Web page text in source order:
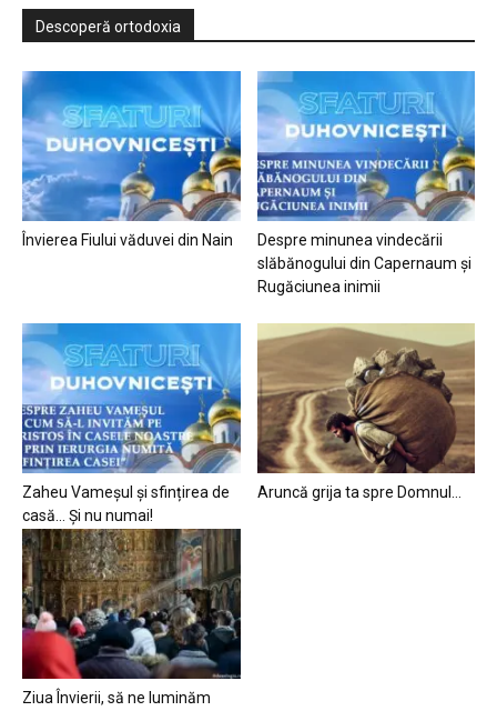
Descoperă ortodoxia
Învierea Fiului văduvei din Nain
Despre minunea vindecării
slăbănogului din Capernaum și
Rugăciunea inimii
Zaheu Vameșul și sfințirea de
casă… Și nu numai!
Aruncă grija ta spre Domnul…
Ziua Învierii, să ne luminăm